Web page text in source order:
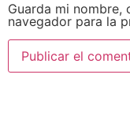
Guarda mi
navegador para la